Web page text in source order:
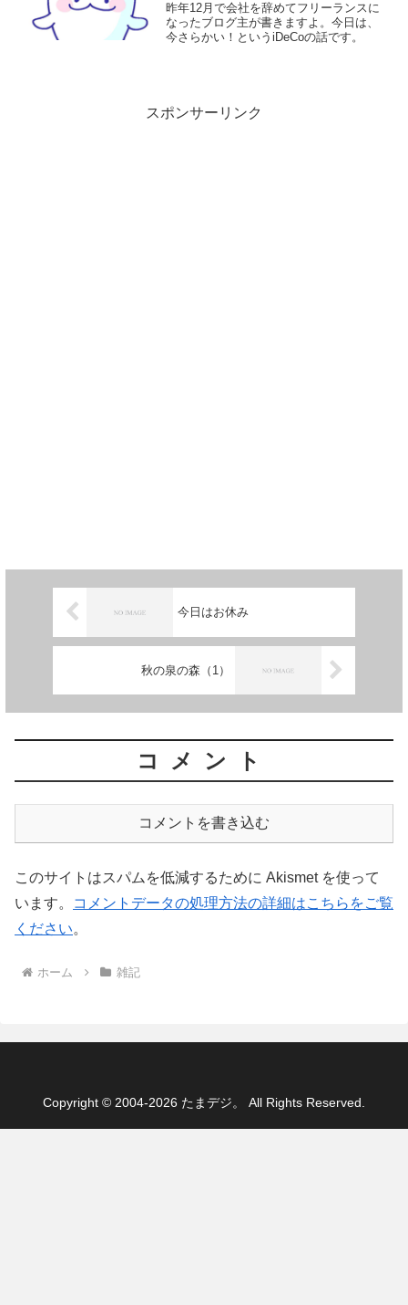
昨年12月で会社を辞めてフリーランスに
なったブログ主が書きますよ。今日は、
今さらかい！というiDeCoの話です。
スポンサーリンク
今日はお休み
秋の泉の森（1）
コメント
コメントを書き込む
このサイトはスパムを低減するために Akismet を使って
います。
コメントデータの処理方法の詳細はこちらをご覧
ください。
ホーム 雑記
Copyright © 2004-2026 たまデジ。 All Rights Reserved.